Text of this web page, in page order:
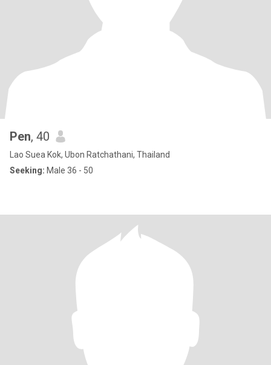
Pen, 40
Lao Suea Kok, Ubon Ratchathani, Thailand
Seeking: Male 36 - 50